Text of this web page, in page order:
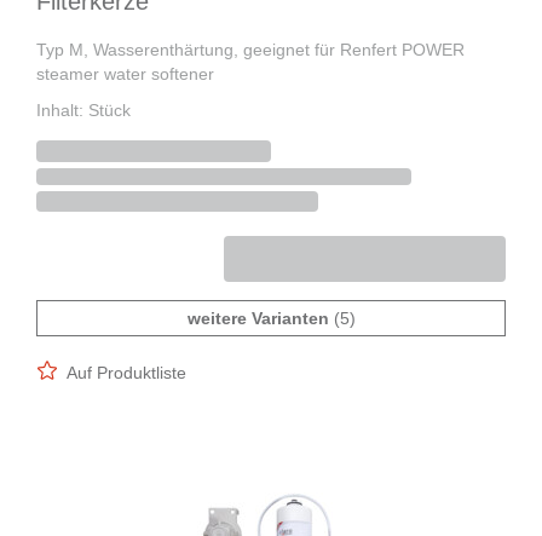
Typ M, Wasserenthärtung, geeignet für Renfert POWER
steamer water softener
Inhalt: Stück
weitere Varianten (5)
Auf Produktliste